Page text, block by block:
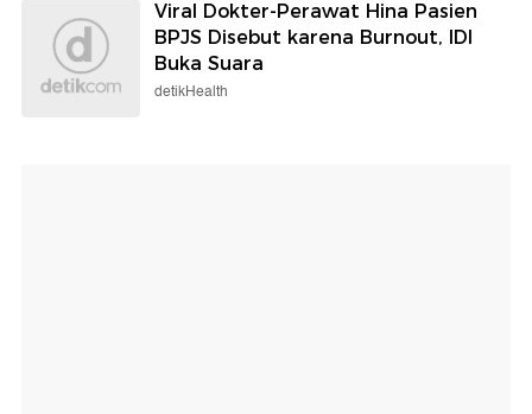
Viral Dokter-Perawat Hina Pasien
BPJS Disebut karena Burnout, IDI
Buka Suara
detikHealth